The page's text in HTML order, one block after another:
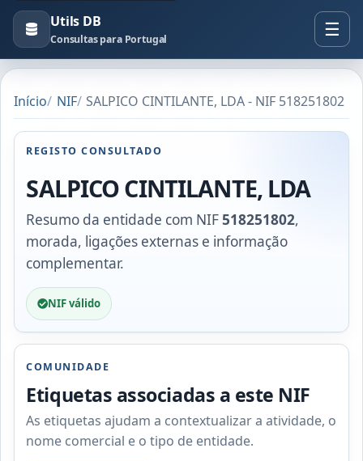
Utils DB
Consultas para Portugal
Início NIF SALPICO CINTILANTE, LDA - NIF 518251802
REGISTO CONSULTADO
SALPICO CINTILANTE, LDA
Resumo da entidade com NIF518251802,
morada, ligações externas e informação
complementar.
NIF válido
COMUNIDADE
Etiquetas associadas a este NIF
As etiquetas ajudam a contextualizar a atividade, o
nome comercial e o tipo de entidade.